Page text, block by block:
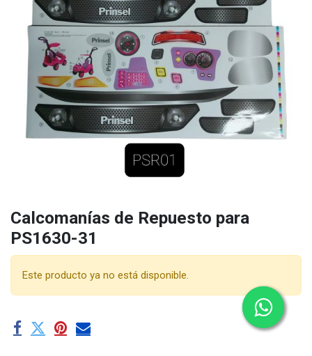
Calcomanías de Repuesto para
PS1630-31
Este producto ya no está disponible.